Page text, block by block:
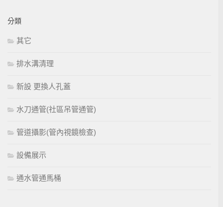
分類
其它
排水溝清理
新設 更換人孔蓋
水刀通管(社區吊管通管)
管道攝影(管內視鏡檢查)
設備展示
通水管通馬桶